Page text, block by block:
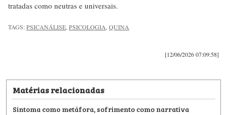
tratadas como neutras e universais.
TAGS:PSICANÁLISE,PSICOLOGIA,QUINA
[12/06/2026 07:09:58]
Matérias relacionadas
Sintoma como metáfora, sofrimento como narrativa